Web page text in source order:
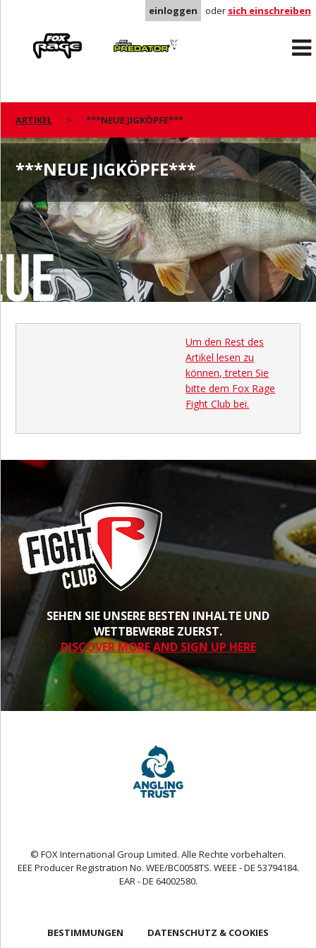
einloggen oder sich einschreiben
Predator
ARTIKEL ***NEUE JIGKÖPFE***
***NEUE JIGKÖPFE***
Um den Rest des
Artikel lesen zu
können, treten Sie
bitte dem Fox Rage
Fight Club bei.
SEHEN SIE UNSERE BESTEN INHALTE UND
WETTBEWERBE ZUERST.
DISCOVER MORE AND SIGN UP HERE
© FOX International Group Limited. Alle Rechte vorbehalten.
EEE Producer Registration No. WEE/BC0058TS. WEEE - DE 53794184.
EAR - DE 64002580.
BESTIMMUNGEN DATENSCHUTZ & COOKIES